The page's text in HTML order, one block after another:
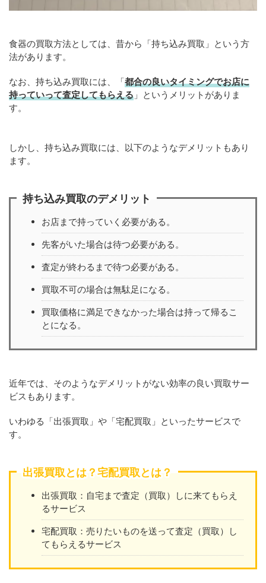
食器の買取方法としては、昔から「持ち込み買取」という方
法があります。
なお、持ち込み買取には、「都合の良いタイミングでお店に
持っていって査定してもらえる 」というメリットがありま
す。
しかし、持ち込み買取には、以下のようなデメリットもあり
ます。
持ち込み買取のデメリット
お店まで持っていく必要がある。
先客がいた場合は待つ必要がある。
査定が終わるまで待つ必要がある。
買取不可の場合は無駄足になる。
買取価格に満足できなかった場合は持って帰るこ
とになる。
近年では、そのようなデメリットがない効率の良い買取サー
ビスもあります。
いわゆる「出張買取」や「宅配買取」といったサービスで
す。
出張買取とは？宅配買取とは？
出張買取：自宅まで査定（買取）しに来てもらえ
るサービス
宅配買取：売りたいものを送って査定（買取）し
てもらえるサービス